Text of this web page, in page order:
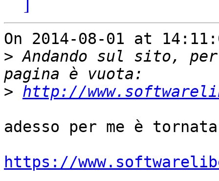
On 2014-08-01 at
> Andando sul sito, per
> http://
adesso per me è
https://